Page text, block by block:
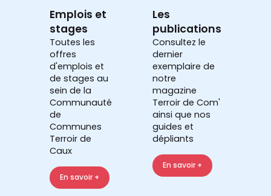
Emplois et
stages
Toutes les
offres
d'emplois et
de stages au
sein de la
Communauté
de
Communes
Terroir de
Caux
En savoir +
Les
publications
Consultez le
dernier
exemplaire de
notre
magazine
Terroir de Com'
ainsi que nos
guides et
dépliants
En savoir +